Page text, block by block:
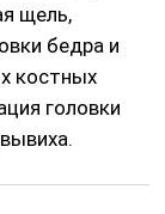
щель,
бедра и
костных
головки